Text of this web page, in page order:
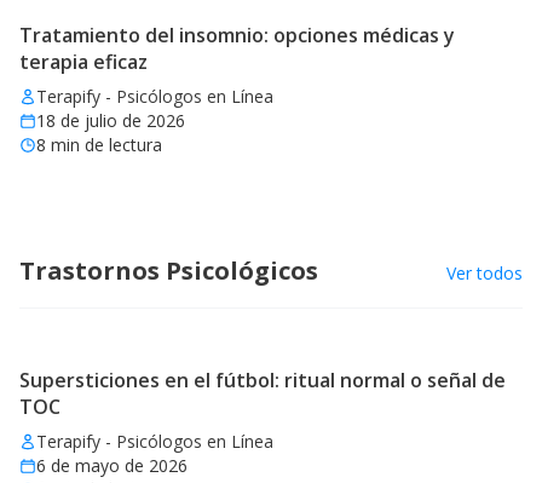
Tratamiento del insomnio: opciones médicas y
terapia eficaz
Terapify - Psicólogos en Línea
18 de julio de 2026
8 min de lectura
Trastornos Psicológicos Ver todos
Supersticiones en el fútbol: ritual normal o señal de
TOC
Terapify - Psicólogos en Línea
6 de mayo de 2026